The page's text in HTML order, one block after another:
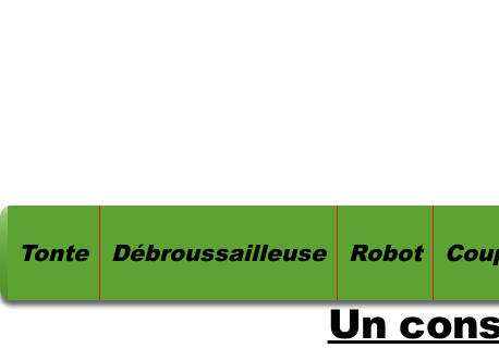
Tonte Débroussailleuse Robot
Un